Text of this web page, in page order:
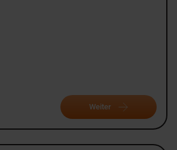
Weiter